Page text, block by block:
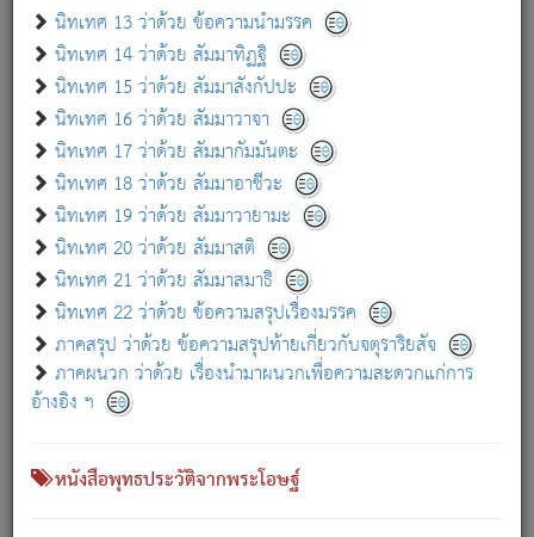
นิทเทศ 13 ว่าด้วย ข้อความนำมรรค
นิทเทศ 14 ว่าด้วย สัมมาทิฏฐิ
นิทเทศ 15 ว่าด้วย สัมมาสังกัปปะ
นิทเทศ 16 ว่าด้วย สัมมาวาจา
นิทเทศ 17 ว่าด้วย สัมมากัมมันตะ
นิทเทศ 18 ว่าด้วย สัมมาอาชีวะ
นิทเทศ 19 ว่าด้วย สัมมาวายามะ
นิทเทศ 20 ว่าด้วย สัมมาสติ
นิทเทศ 21 ว่าด้วย สัมมาสมาธิ
นิทเทศ 22 ว่าด้วย ข้อความสรุปเรื่องมรรค
ภาคสรุป ว่าด้วย ข้อความสรุปท้ายเกี่ยวกับจตุราริยสัจ
ภาคผนวก ว่าด้วย เรื่องนำมาผนวกเพื่อความสะดวกแก่การ
อ้างอิง ฯ
หนังสือพุทธประวัติจากพระโอษฐ์
เกี่ยวกับธรรมโฆษณ์ออนไลน์ (Disclaimer)
แม้ระบบ "ธรรมโฆษณ์ออนไลน์" พยายามปรับปรุงข้อมูลให้ถูกต้องมากที่สุด
ผู้ศึกษาก็พึงตรวจสอบกับตัวเล่มหนังสือต้นฉบับ ที่มีการพิมพ์ครั้งล่าสุด
ก่อนนำข้อมูลไปใช้ในการอ้างอิง"
เกี่ยวกับอัตถจารี|เกี่ยวกับการพัฒนา|แจ้งข้อผิดพลาด / แนะนำ
หนังสือที่เกี่ยวข้อง